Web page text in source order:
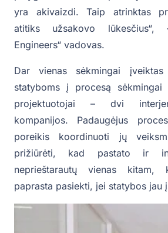
yra akivaizdi. Taip atrinktas
atitiks užsakovo
Engineers“ vadovas.
Dar vienas sėkmingai įveiktas
statyboms į procesą sėkmingai
projektuotojai – dvi
kompanijos. Padaugėjus
poreikis koordinuoti jų
prižiūrėti, kad pastato ir
neprieštarautų vienas
paprasta pasiekti, jei statybos jau